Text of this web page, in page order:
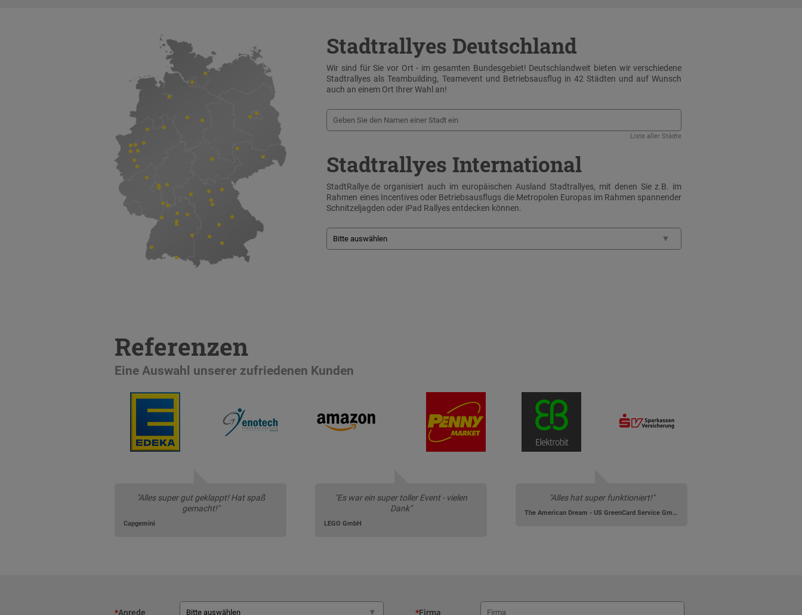
Stadtrallyes Deutschland
Wir sind für Sie vor Ort - im gesamten Bundesgebiet! Deutschlandweit bieten wir verschiedene
Stadtrallyes als Teambuilding, Teamevent und Betriebsausflug in 42 Städten und auf Wunsch
auch an einem Ort Ihrer Wahl an!
Liste aller Städte
Stadtrallyes International
StadtRallye.de organisiert auch im europäischen Ausland Stadtrallyes, mit denen Sie z.B. im
Rahmen eines Incentives oder Betriebsausflugs die Metropolen Europas im Rahmen spannender
Schnitzeljagden oder iPad Rallyes entdecken können.
Referenzen
Eine Auswahl unserer zufriedenen Kunden
"Alles super gut geklappt! Hat spaß
gemacht!"
Capgemini
"Es war ein super toller Event - vielen
Dank"
LEGO GmbH
"Alles hat super funktioniert!"
The American Dream - US GreenCard Service GmbH
*Anrede *Firma